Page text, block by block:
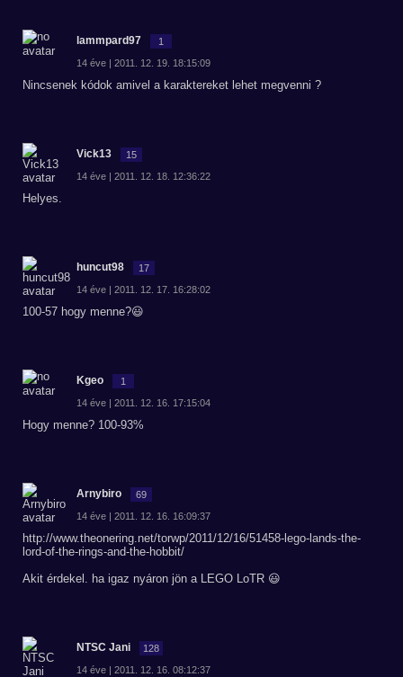
lammpard97 1
14 éve | 2011. 12. 19. 18:15:09
Nincsenek kódok amivel a karaktereket lehet megvenni ?
Vick13 15
14 éve | 2011. 12. 18. 12:36:22
Helyes.
huncut98 17
14 éve | 2011. 12. 17. 16:28:02
100-57 hogy menne?😃
Kgeo 1
14 éve | 2011. 12. 16. 17:15:04
Hogy menne? 100-93%
Arnybiro 69
14 éve | 2011. 12. 16. 16:09:37
http://www.theonering.net/torwp/2011/12/16/51458-lego-lands-the-
lord-of-the-rings-and-the-hobbit/
Akit érdekel. ha igaz nyáron jön a LEGO LoTR 😃
NTSC Jani 128
14 éve | 2011. 12. 16. 08:12:37